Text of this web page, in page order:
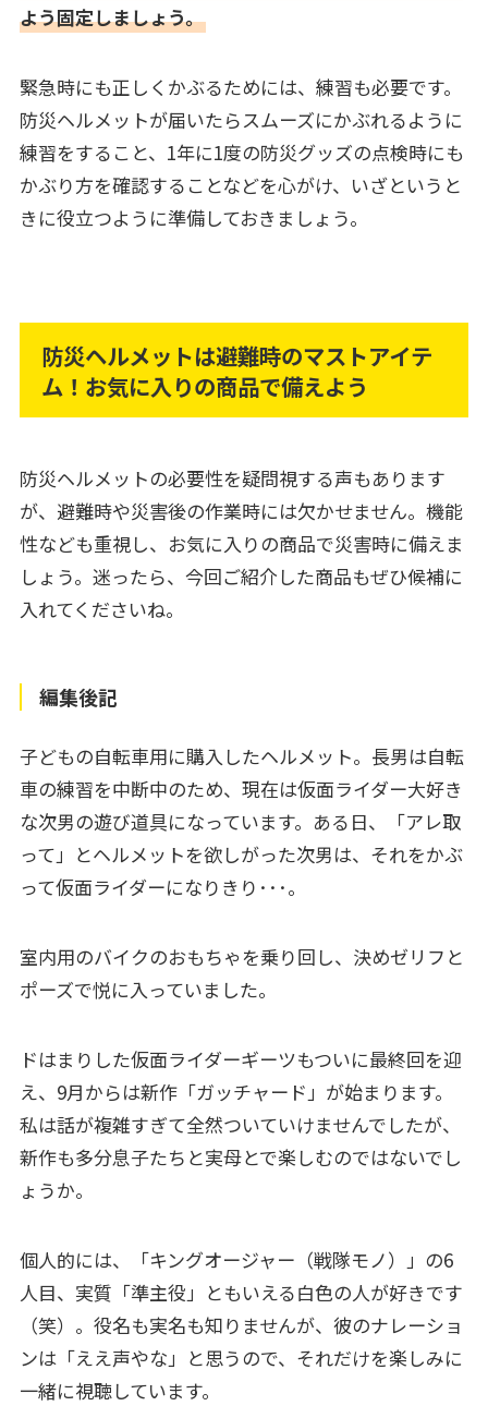
よう固定しましょう。
緊急時にも正しくかぶるためには、練習も必要です。
防災ヘルメットが届いたらスムーズにかぶれるように
練習をすること、1年に1度の防災グッズの点検時にも
かぶり方を確認することなどを心がけ、いざというと
きに役立つように準備しておきましょう。
防災ヘルメットは避難時のマストアイテ
ム！お気に入りの商品で備えよう
防災ヘルメットの必要性を疑問視する声もあります
が、避難時や災害後の作業時には欠かせません。機能
性なども重視し、お気に入りの商品で災害時に備えま
しょう。迷ったら、今回ご紹介した商品もぜひ候補に
入れてくださいね。
編集後記
子どもの自転車用に購入したヘルメット。長男は自転
車の練習を中断中のため、現在は仮面ライダー大好き
な次男の遊び道具になっています。ある日、「アレ取
って」とヘルメットを欲しがった次男は、それをかぶ
って仮面ライダーになりきり･･･。
室内用のバイクのおもちゃを乗り回し、決めゼリフと
ポーズで悦に入っていました。
ドはまりした仮面ライダーギーツもついに最終回を迎
え、9月からは新作「ガッチャード」が始まります。
私は話が複雑すぎて全然ついていけませんでしたが、
新作も多分息子たちと実母とで楽しむのではないでし
ょうか。
個人的には、「キングオージャー（戦隊モノ）」の6
人目、実質「準主役」ともいえる白色の人が好きです
（笑）。役名も実名も知りませんが、彼のナレーショ
ンは「ええ声やな」と思うので、それだけを楽しみに
一緒に視聴しています。